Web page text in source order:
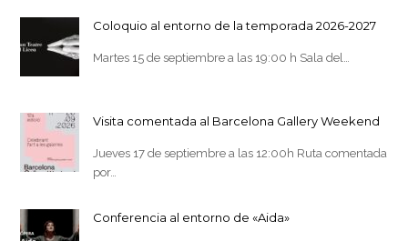
Coloquio al entorno de la temporada 2026-2027
Martes 15 de septiembre a las 19:00 h Sala del…
Visita comentada al Barcelona Gallery Weekend
Jueves 17 de septiembre a las 12:00h Ruta comentada
por…
Conferencia al entorno de «Aida»